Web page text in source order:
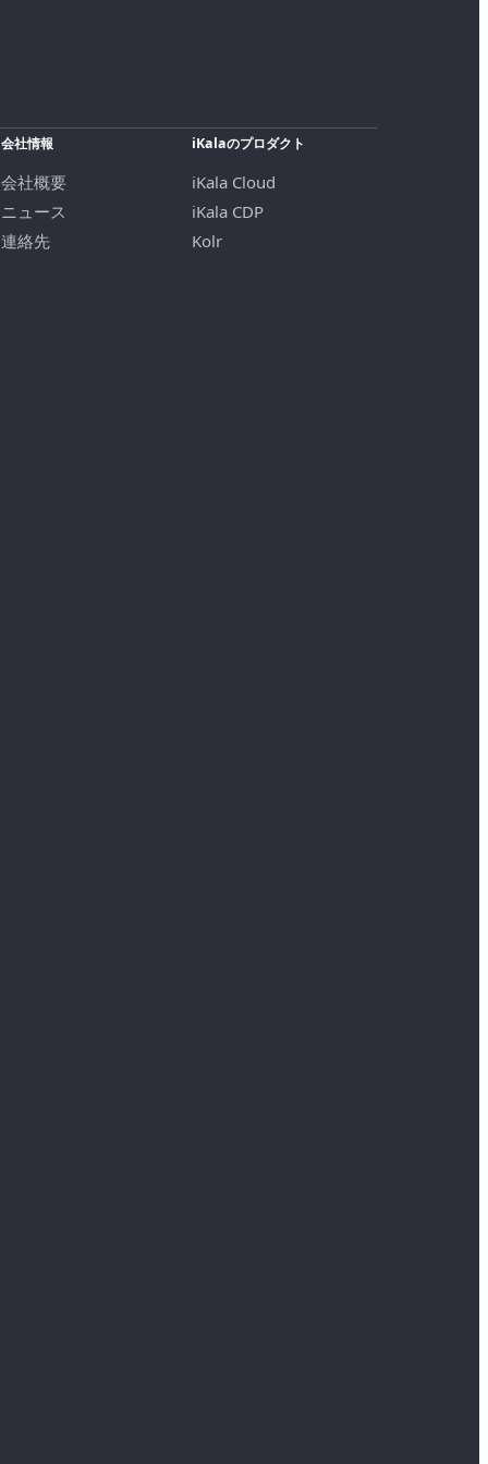
会社情報
会社概要
ニュース
連絡先
iKalaのプロダクト
iKala Cloud
iKala CDP
Kolr